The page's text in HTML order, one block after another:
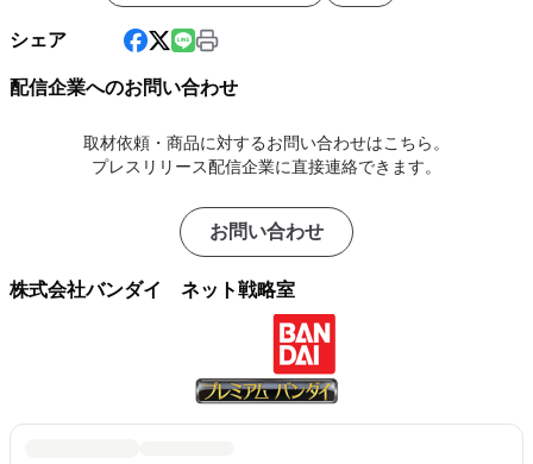
シェア
配信企業へのお問い合わせ
取材依頼・商品に対するお問い合わせはこちら。
プレスリリース配信企業に直接連絡できます。
お問い合わせ
株式会社バンダイ ネット戦略室